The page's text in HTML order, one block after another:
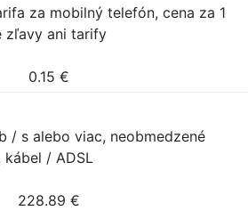
za mobilný telefón, cena za 1
zľavy ani tarify
0.15 €
/ s alebo viac, neobmedzené
/ ADSL
228.89 €